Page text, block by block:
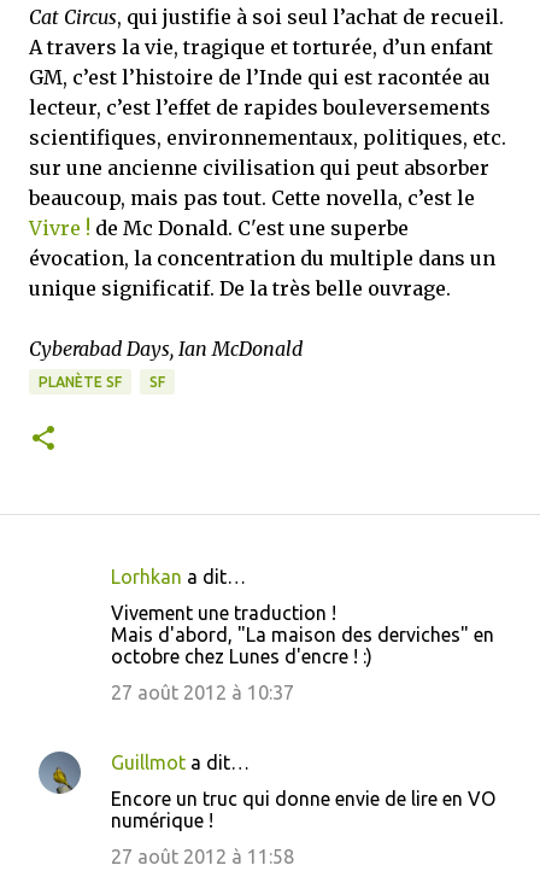
Cat Circus, qui justifie à soi seul l’achat de recueil.
A travers la vie, tragique et torturée, d’un enfant
GM, c’est l’histoire de l’Inde qui est racontée au
lecteur, c’est l’effet de rapides bouleversements
scientifiques, environnementaux, politiques, etc.
sur une ancienne civilisation qui peut absorber
beaucoup, mais pas tout. Cette novella, c’est le
Vivre ! de Mc Donald. C'est une superbe
évocation, la concentration du multiple dans un
unique significatif. De la très belle ouvrage.
Cyberabad Days, Ian McDonald
PLANÈTE SF SF
n
t
Lorhkan a dit…
Vivement une traduction !
Mais d'abord, "La maison des derviches" en
octobre chez Lunes d'encre ! :)
27 août 2012 à 10:37
Guillmot a dit…
Encore un truc qui donne envie de lire en VO
numérique !
27 août 2012 à 11:58